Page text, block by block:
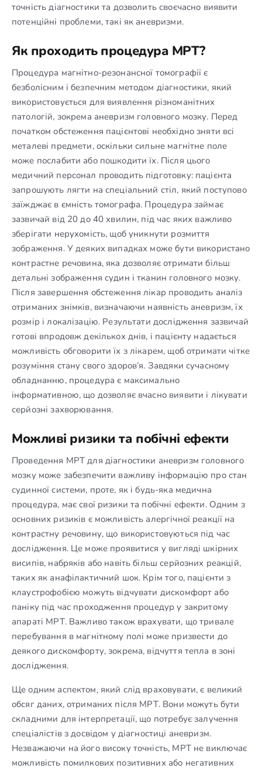
точність діагностики та дозволить своєчасно виявити
потенційні проблеми, такі як аневризми.
Як проходить процедура МРТ?
Процедура магнітно-резонансної томографії є
безболісним і безпечним методом діагностики, який
використовується для виявлення різноманітних
патологій, зокрема аневризм головного мозку. Перед
початком обстеження пацієнтові необхідно зняти всі
металеві предмети, оскільки сильне магнітне поле
може послабити або пошкодити їх. Після цього
медичний персонал проводить підготовку: пацієнта
запрошують лягти на спеціальний стіл, який поступово
заїжджає в ємність томографа. Процедура займає
зазвичай від 20 до 40 хвилин, під час яких важливо
зберігати нерухомість, щоб уникнути розмиття
зображення. У деяких випадках може бути використано
контрастне речовина, яка дозволяє отримати більш
детальні зображення судин і тканин головного мозку.
Після завершення обстеження лікар проводить аналіз
отриманих знімків, визначаючи наявність аневризм, їх
розмір і локалізацію. Результати дослідження зазвичай
готові впродовж декількох днів, і пацієнту надається
можливість обговорити їх з лікарем, щоб отримати чітке
розуміння стану свого здоров’я. Завдяки сучасному
обладнанню, процедура є максимально
інформативною, що дозволяє вчасно виявити і лікувати
серйозні захворювання.
Можливі ризики та побічні ефекти
Проведення МРТ для діагностики аневризм головного
мозку може забезпечити важливу інформацію про стан
судинної системи, проте, як і будь-яка медична
процедура, має свої ризики та побічні ефекти. Одним з
основних ризиків є можливість алергічної реакції на
контрастну речовину, що використовуються під час
дослідження. Це може проявитися у вигляді шкірних
висипів, набряків або навіть більш серйозних реакцій,
таких як анафілактичний шок. Крім того, пацієнти з
клаустрофобією можуть відчувати дискомфорт або
паніку під час проходження процедур у закритому
апараті МРТ. Важливо також врахувати, що тривале
перебування в магнітному полі може призвести до
деякого дискомфорту, зокрема, відчуття тепла в зоні
дослідження.
Ще одним аспектом, який слід враховувати, є великий
обсяг даних, отриманих після МРТ. Вони можуть бути
складними для інтерпретації, що потребує залучення
спеціалістів з досвідом у діагностиці аневризм.
Незважаючи на його високу точність, МРТ не виключає
можливість помилкових позитивних або негативних